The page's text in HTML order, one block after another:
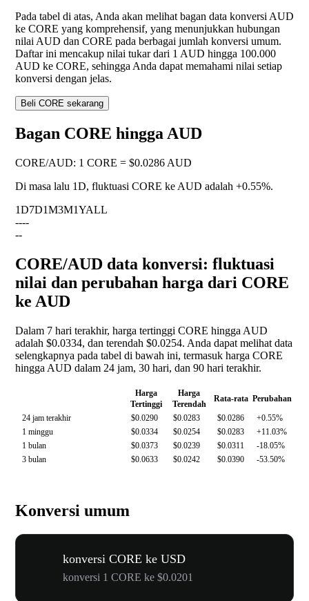
Pada tabel di atas, Anda akan melihat bagan data konversi AUD
ke CORE yang komprehensif, yang menunjukkan hubungan
nilai AUD dan CORE pada berbagai jumlah konversi umum.
Daftar ini mencakup nilai tukar dari 1 AUD hingga 100.000
AUD ke CORE, sehingga Anda dapat memahami nilai setiap
konversi dengan jelas.
Beli CORE sekarang
Bagan CORE hingga AUD
CORE/AUD: 1 CORE = $0.0286 AUD
Di masa lalu 1D, fluktuasi CORE ke AUD adalah +0.55%.
1D7D1M3M1YALL
----
--
CORE/AUD data konversi: fluktuasi
nilai dan perubahan harga dari CORE
ke AUD
Dalam 7 hari terakhir, harga tertinggi CORE hingga AUD
adalah $0.0334, dan terendah $0.0254. Anda dapat melihat data
selengkapnya pada tabel di bawah ini, termasuk harga CORE
hingga AUD dalam 24 jam, 30 hari, dan 90 hari terakhir.
Harga
Tertinggi
Harga
Terendah
Rata-rata Perubahan
24 jam terakhir
$0.0290 $0.0283 $0.0286
+0.55%
1 minggu
$0.0334 $0.0254 $0.0283
+11.03%
1 bulan
$0.0373 $0.0239 $0.0311
-18.05%
3 bulan
$0.0633 $0.0242 $0.0390 -53.50%
Konversi umum
konversi CORE ke USD
konversi 1 CORE ke $0.0201